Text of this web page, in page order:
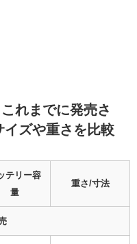
れまでに発売さ
ズや重さを比較
テリー容
量
重さ/寸法